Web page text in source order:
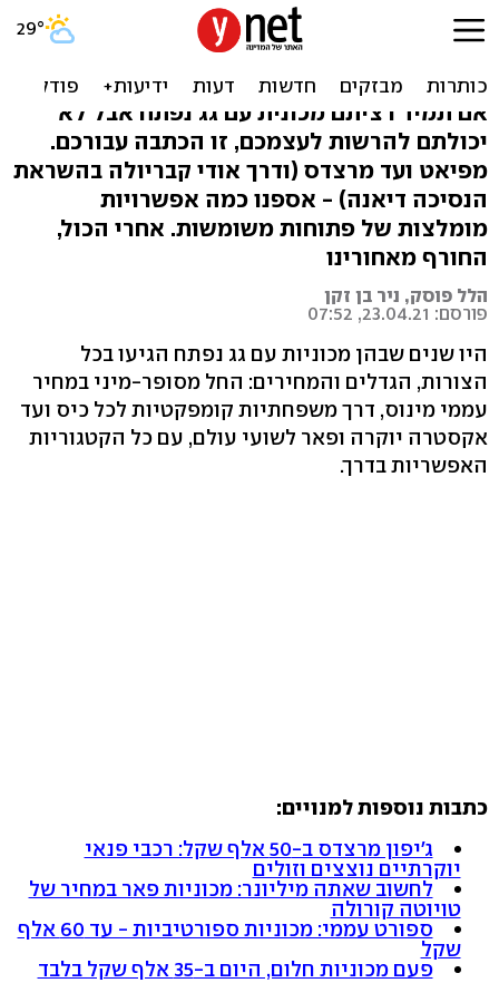
רוח בשיער: מכוניות עם גג
נפתח שמתאימות לכל כיס
אם תמיד רציתם מכונית עם גג נפתח אבל לא
יכולתם להרשות לעצמכם, זו הכתבה עבורכם.
מפיאט ועד מרצדס (ודרך אודי קבריולה בהשראת
הנסיכה דיאנה) - אספנו כמה אפשרויות
מומלצות של פתוחות משומשות. אחרי הכול,
החורף מאחורינו
הלל פוסק, ניר בן זקן
פורסם: 23.04.21, 07:52
היו שנים שבהן מכוניות עם גג נפתח הגיעו בכל
הצורות, הגדלים והמחירים: החל מסופר-מיני במחיר
עממי מינוס, דרך משפחתיות קומפקטיות לכל כיס ועד
אקסטרה יוקרה ופאר לשועי עולם, עם כל הקטגוריות
האפשריות בדרך.
כתבות נוספות למנויים:
ג'יפון מרצדס ב-50 אלף שקל: רכבי פנאי
יוקרתיים נוצצים וזולים
לחשוב שאתה מיליונר: מכוניות פאר במחיר של
טויוטה קורולה
ספורט עממי: מכוניות ספורטיביות - עד 60 אלף
שקל
פעם מכוניות חלום, היום ב-35 אלף שקל בלבד